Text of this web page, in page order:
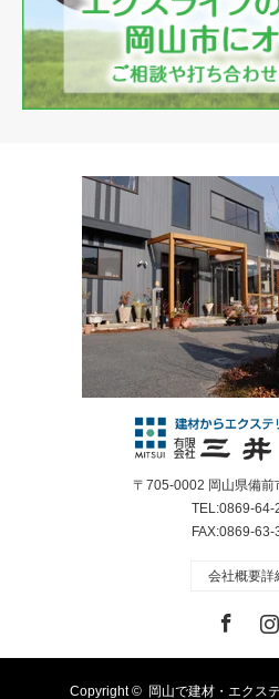
〒705-0002 岡山県備前
TEL:0869-64-
FAX:0869-63-
会社概要詳
Copyright © 岡山で建材・エクス